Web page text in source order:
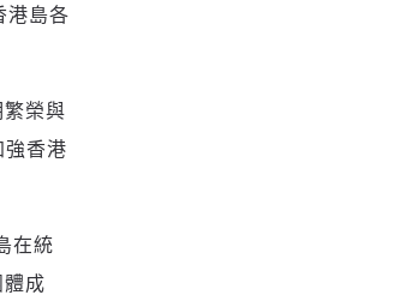
港島各
榮與
香港
在統
成